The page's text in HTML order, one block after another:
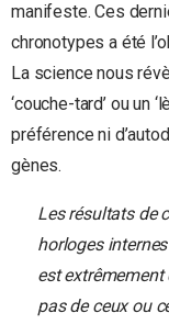
manifeste. Ces
chronotypes a été
La science nous
‘couche-tard’ ou un
préférence ni
gènes.
Les résultats de
horloges
est extrêmement
pas de ceux ou